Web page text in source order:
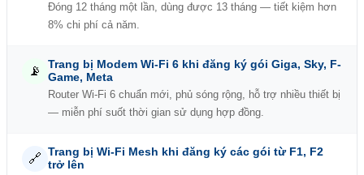
Đóng 12 tháng một lần, dùng được 13 tháng — tiết kiệm hơn
8% chi phí cả năm.
📡
Trang bị Modem Wi-Fi 6 khi đăng ký gói Giga, Sky, F-
Game, Meta
Router Wi-Fi 6 chuẩn mới, phủ sóng rộng, hỗ trợ nhiều thiết bị
— miễn phí suốt thời gian sử dụng hợp đồng.
🔗 Trang bị Wi-Fi Mesh khi đăng ký các gói từ F1, F2
trở lên